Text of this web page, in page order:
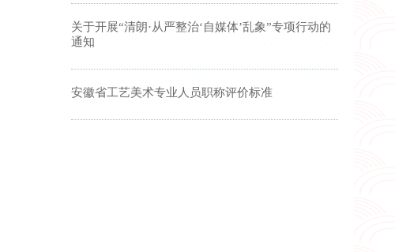
关于开展“清朗·从严整治‘自媒体’乱象”专项行动的
通知
安徽省工艺美术专业人员职称评价标准